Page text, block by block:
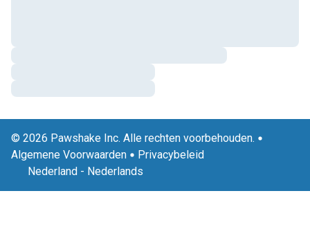
© 2026 Pawshake Inc. Alle rechten voorbehouden.
Algemene Voorwaarden
Privacybeleid
Nederland - Nederlands